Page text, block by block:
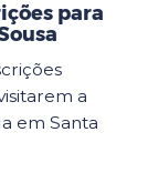
para
a
em Santa